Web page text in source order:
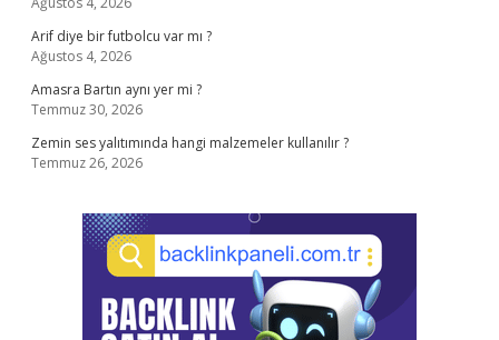
Arif diye bir futbolcu var mı ?
Ağustos 4, 2026
Amasra Bartın aynı yer mi ?
Temmuz 30, 2026
Zemin ses yalıtımında hangi malzemeler kullanılır ?
Temmuz 26, 2026